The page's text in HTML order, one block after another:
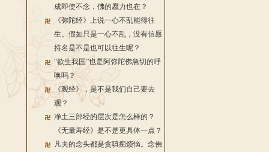
成即使不念，佛的愿力也在？
《弥陀经》上说一心不乱能得往
生。假如只是一心不乱，没有信愿
持名是不是也可以往生呢？
“欲生我国”也是阿弥陀佛急切的呼
唤吗？
《观经》，是不是我们自己要去
观？
净土三部经的层次是怎么样的？
《无量寿经》是不是更具体一点？
凡夫的念头都是贪嗔痴烦恼。念佛